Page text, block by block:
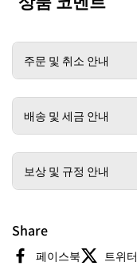
주문 및 취소 안내
배송 및 세금 안내
보상 및 규정 안내
Share
페이스북 트위터